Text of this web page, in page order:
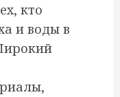
кто
и воды в